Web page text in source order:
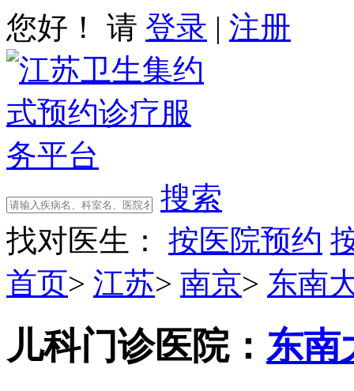
您好！ 请 登录 | 注册
搜索
找对医生：
按医院预约
首页> 江苏> 南京> 东南
儿科门诊医院： 东南